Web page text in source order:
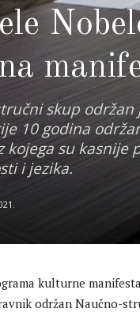
skup
10 godina
kojega su
i jezika.
kulturne
održan Naučno-